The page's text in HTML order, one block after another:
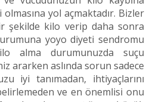
yol açmaktadır. Bizler
şekilde kilo verip daha sonra
yoyo diyeti sendromu
alma durumunuzda suçu
ararken aslında sorun sadece
iyi tanımadan, ihtiyaçlarını
ve en önemlisi onu